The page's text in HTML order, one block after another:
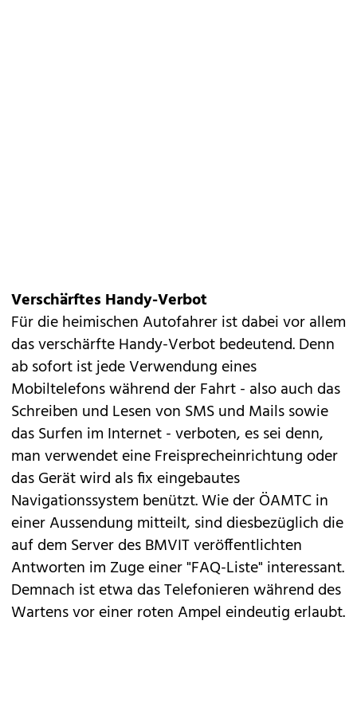
Verschärftes Handy-Verbot
Für die heimischen Autofahrer ist dabei vor allem
dasverschärfte Handy-Verbotbedeutend. Denn
ab sofort ist jede Verwendung eines
Mobiltelefons während der Fahrt - also auch das
Schreiben und Lesen von SMS und Mails sowie
das Surfen im Internet - verboten, es sei denn,
man verwendet eine Freisprecheinrichtung oder
das Gerät wird als fix eingebautes
Navigationssystem benützt. Wie der ÖAMTC in
einer Aussendung mitteilt, sind diesbezüglich die
auf dem Server des BMVIT veröffentlichten
Antworten im Zuge einer "FAQ-Liste" interessant.
Demnach ist etwa das Telefonieren während des
Wartens vor einer roten Ampel eindeutig erlaubt.